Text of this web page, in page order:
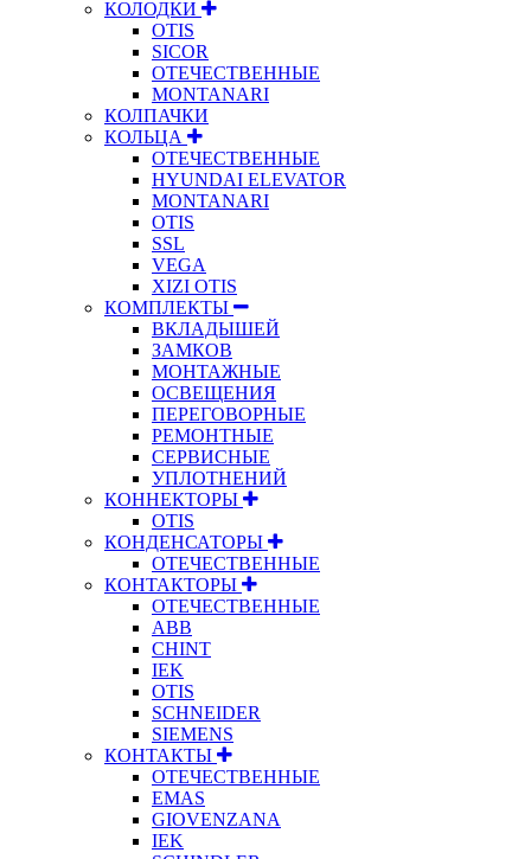
КОЛОДКИ
OTIS
SICOR
ОТЕЧЕСТВЕННЫЕ
MONTANARI
КОЛПАЧКИ
КОЛЬЦА
ОТЕЧЕСТВЕННЫЕ
HYUNDAI ELEVATOR
MONTANARI
OTIS
SSL
VEGA
XIZI OTIS
КОМПЛЕКТЫ
ВКЛАДЫШЕЙ
ЗАМКОВ
МОНТАЖНЫЕ
ОСВЕЩЕНИЯ
ПЕРЕГОВОРНЫЕ
РЕМОНТНЫЕ
СЕРВИСНЫЕ
УПЛОТНЕНИЙ
КОННЕКТОРЫ
OTIS
КОНДЕНСАТОРЫ
ОТЕЧЕСТВЕННЫЕ
КОНТАКТОРЫ
ОТЕЧЕСТВЕННЫЕ
ABB
CHINT
IEK
OTIS
SCHNEIDER
SIEMENS
КОНТАКТЫ
ОТЕЧЕСТВЕННЫЕ
EMAS
GIOVENZANA
IEK